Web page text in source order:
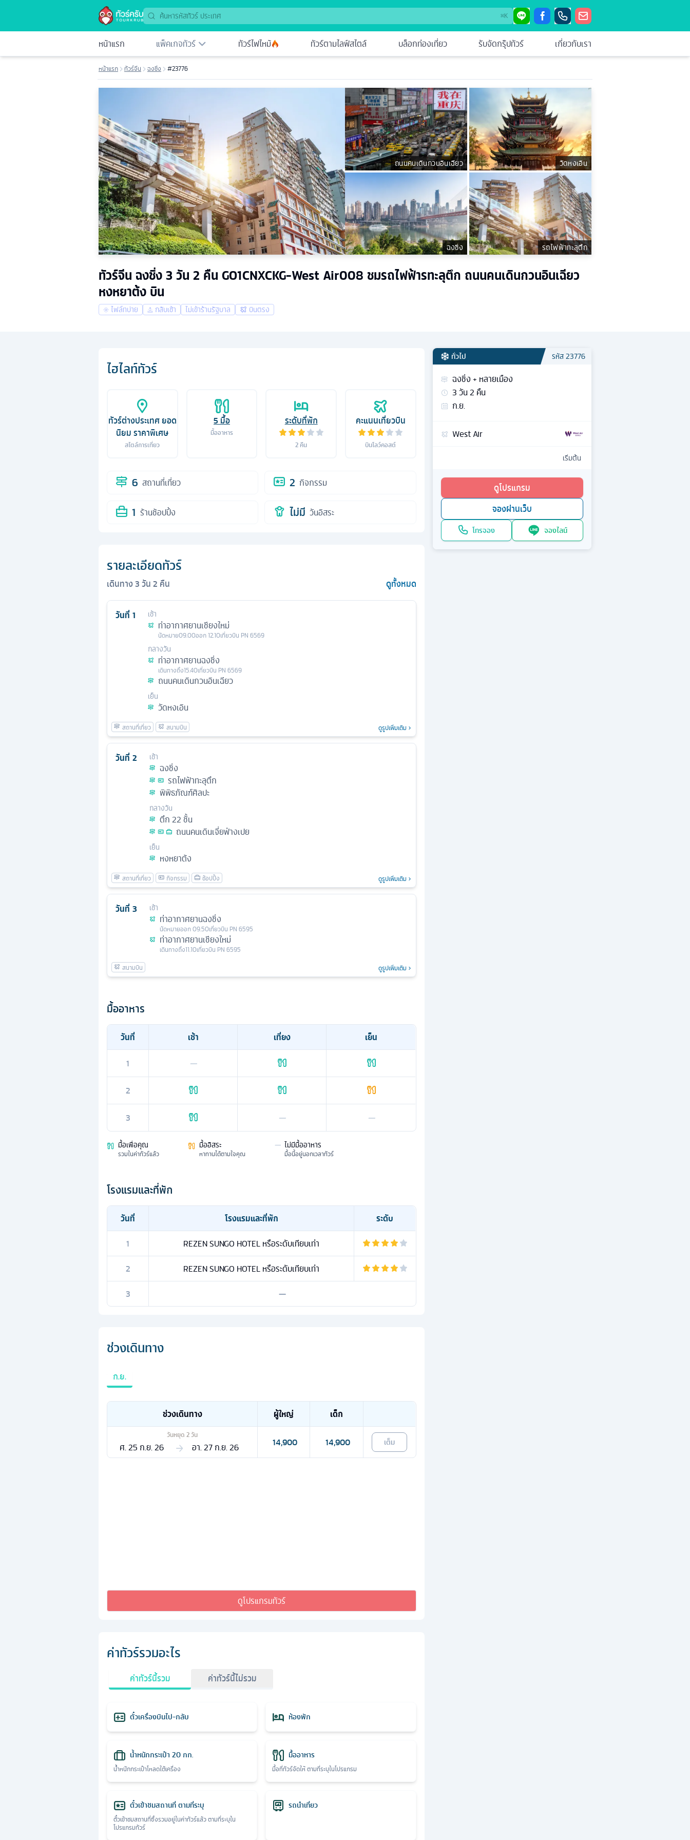
⌘K
หน้าแรก แพ็คเกจทัวร์ ทัวร์ไฟไหม้ ทัวร์ตามไลฟ์สไตล์ บล็อกท่องเที่ยว รับจัดกรุ๊ปทัวร์ เกี่ยวกับเรา
หน้าแรก ทัวร์จีน ฉงชิ่ง #23776
ถนนคนเดินกวนอินเฉียว วัดหงเอิน
ฉงชิ่ง รถไฟฟ้าทะลุตึก
ทัวร์จีน ฉงชิ่ง 3 วัน 2 คืน GO1CNXCKG-West Air008 ชมรถไฟฟ้ารทะลุตึก ถนนคนเดินกวนอินเฉียว
หงหยาต้ง บิน
ไฟล์ทบ่าย กลับเช้า ไม่เข้าร้านรัฐบาล บินตรง
ไฮไลท์ทัวร์
ทัวร์ต่างประเทศ ยอด
นิยม ราคาพิเศษ
สไตล์การเที่ยว
5 มื้อ
มื้ออาหาร
ระดับที่พัก
2 คืน
คะแนนเที่ยวบิน
บินโลว์คอสต์
6 สถานที่เที่ยว 2 กิจกรรม
1 ร้านช้อปปิ้ง ไม่มี วันอิสระ
รายละเอียดทัวร์
เดินทาง3วัน2 คืน ดูทั้งหมด
วันที่ 1 เช้า
ท่าอากาศยานเชียงใหม่
นัดหมาย09.00ออก12.10เที่ยวบิน PN 6569
กลางวัน
ท่าอากาศยานฉงชิ่ง
เดินทางถึง15.40เที่ยวบิน PN 6569
ถนนคนเดินกวนอินเฉียว
เย็น
วัดหงเอิน
ดูรูปเพิ่มเติม
วันที่ 2 เช้า
ฉงชิ่ง
รถไฟฟ้าทะลุตึก
พิพิธภัณฑ์ศิลปะ
กลางวัน
ตึก 22 ชั้น
ถนนคนเดินเจี่ยฟ่างเปย
เย็น
หงหยาต้ง
ดูรูปเพิ่มเติม
วันที่ 3 เช้า
ท่าอากาศยานฉงชิ่ง
นัดหมายออก09.50เที่ยวบิน PN 6595
ท่าอากาศยานเชียงใหม่
เดินทางถึง11.10เที่ยวบิน PN 6595
ดูรูปเพิ่มเติม
มื้ออาหาร
วันที่ เช้า เที่ยง
เย็น
1
—
2
3 — —
มื้อเพื่อคุณ
รวมในค่าทัวร์แล้ว
มื้ออิสระ
หาทานได้ตามใจคุณ
— ไม่มีมื้ออาหาร
มื้อนี้อยู่นอกเวลาทัวร์
โรงแรมและที่พัก
วันที่ โรงแรมและที่พัก
ระดับ
1
REZEN SUNGO HOTEL หรือระดับเทียบเท่า
2
REZEN SUNGO HOTEL หรือระดับเทียบเท่า
3
—
ช่วงเดินทาง
ก.ย.
ช่วงเดินทาง ผู้ใหญ่ เด็ก
วันหยุด 2วัน
ศ. 25 ก.ย. 26 อา. 27 ก.ย. 26 14,900 14,900 เต็ม
ดูโปรแกรมทัวร์
ค่าทัวร์รวมอะไร
ค่าทัวร์นี้รวม ค่าทัวร์นี้ไม่รวม
ตั๋วเครื่องบินไป-กลับ ห้องพัก
น้ำหนักกระเป๋า 20 กก.
น้ำหนักกระเป๋าโหลดใต้เครื่อง
มื้ออาหาร
มื้อที่ทัวร์จัดให้ ตามที่ระบุในโปรแกรม
ตั๋วเข้าชมสถานที่ ตามที่ระบุ
ตั๋วเข้าชมสถานที่ซึ่งรวมอยู่ในค่าทัวร์แล้ว ตามที่ระบุใน
โปรแกรมทัวร์
รถนำเที่ยว
ทั่วไป รหัส23776
ฉงชิ่ง + หลายเมือง
3วัน2 คืน
ก.ย.
West Air
เริ่มต้น
ดูโปรแกรม
จองผ่านเว็บ
โทรจอง จองไลน์